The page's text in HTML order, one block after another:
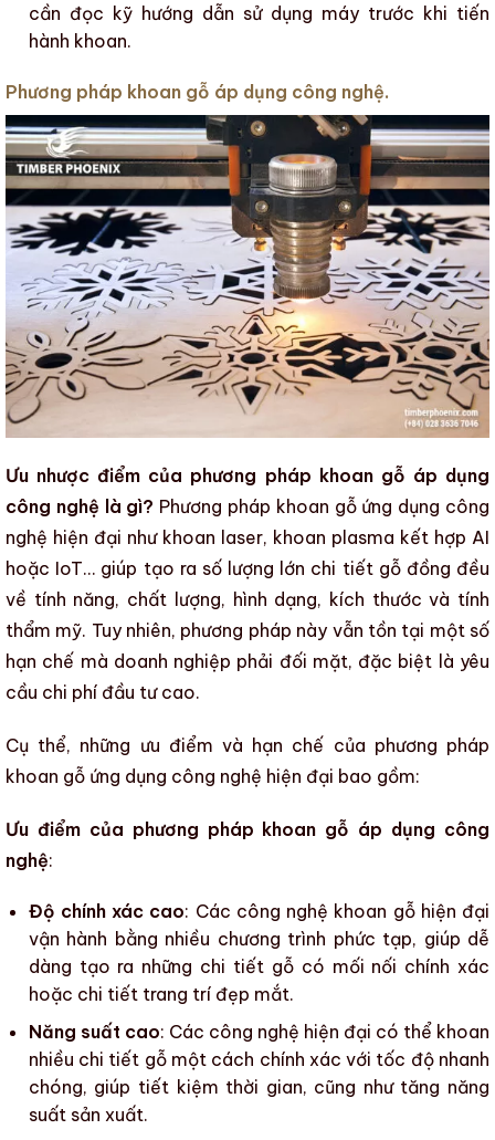
cần đọc kỹ hướng dẫn sử dụng máy trước khi tiến
hành khoan.
Phương pháp khoan gỗ áp dụng công nghệ.
Ưu nhược điểm của phương pháp khoan gỗ áp dụng
công nghệ là gì? Phương pháp khoan gỗ ứng dụng công
nghệ hiện đại như khoan laser, khoan plasma kết hợp AI
hoặc IoT… giúp tạo ra số lượng lớn chi tiết gỗđồng đều
về tính năng, chất lượng, hình dạng, kích thước và tính
thẩm mỹ. Tuy nhiên, phương pháp này vẫn tồn tại một số
hạn chế mà doanh nghiệp phải đối mặt, đặc biệt là yêu
cầu chi phí đầu tư cao.
Cụ thể, những ưu điểm và hạn chế của phương pháp
khoan gỗ ứng dụng công nghệ hiện đại bao gồm:
Ưu điểm của phương pháp khoan gỗ áp dụng công
nghệ:
Độ chính xác cao: Các công nghệ khoan gỗhiện đại
vận hành bằng nhiều chương trình phức tạp, giúp dễ
dàng tạo ra những chi tiết gỗcó mối nối chính xác
hoặc chi tiết trang trí đẹp mắt.
Năng suất cao: Các công nghệ hiện đại có thể khoan
nhiều chi tiết gỗmột cách chính xác với tốc độ nhanh
chóng, giúp tiết kiệm thời gian, cũng như tăng năng
suất sản xuất.